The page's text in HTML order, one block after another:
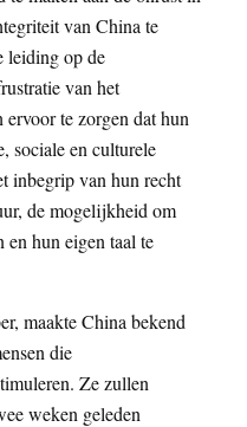
van China te
leiding op de
van het
te zorgen dat hun
sociale en culturele
inbegrip van hun recht
de mogelijkheid om
en hun eigen taal te
maakte China bekend
die
Ze zullen
weken geleden